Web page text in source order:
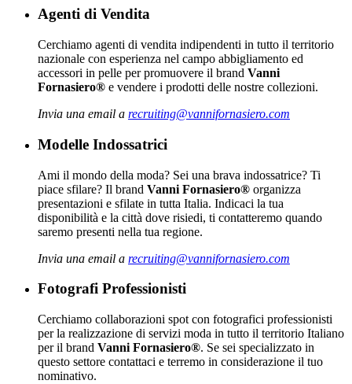
Agenti di Vendita
Cerchiamo agenti di vendita indipendenti in tutto il territorio
nazionale con esperienza nel campo abbigliamento ed
accessori in pelle per promuovere il brand Vanni
Fornasiero® e vendere i prodotti delle nostre collezioni.
Invia una email a recruiting@vannifornasiero.com
Modelle Indossatrici
Ami il mondo della moda? Sei una brava indossatrice? Ti
piace sfilare? Il brand Vanni Fornasiero® organizza
presentazioni e sfilate in tutta Italia. Indicaci la tua
disponibilità e la città dove risiedi, ti contatteremo quando
saremo presenti nella tua regione.
Invia una email a recruiting@vannifornasiero.com
Fotografi Professionisti
Cerchiamo collaborazioni spot con fotografici professionisti
per la realizzazione di servizi moda in tutto il territorio Italiano
per il brand Vanni Fornasiero®. Se sei specializzato in
questo settore contattaci e terremo in considerazione il tuo
nominativo.